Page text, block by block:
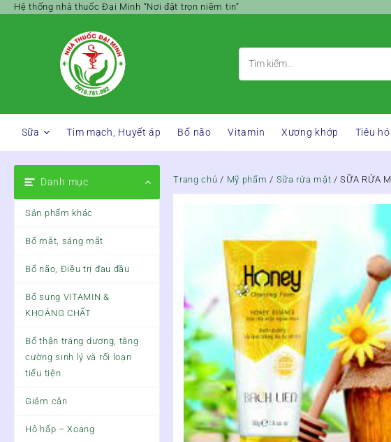
SkipHệ thống nhà thuốc Đại Minh “Nơi đặt trọn niềm tin”
Sữa Tim mạch, Huyết áp Bổ não Vitamin Xương khớp Tiêu
Danh mục
Sản phẩm khác
Bổ mắt, sáng mắt
Bổ não, Điều trị đau đầu
Bổ sung VITAMIN &
KHOÁNG CHẤT
Bổ thận tráng dương, tăng
cường sinh lý và rối loạn
tiểu tiện
Giảm cân
Hô hấp – Xoang
Trang chủ / Mỹ phẩm / Sữa rửa mặt / SỮA RỬA